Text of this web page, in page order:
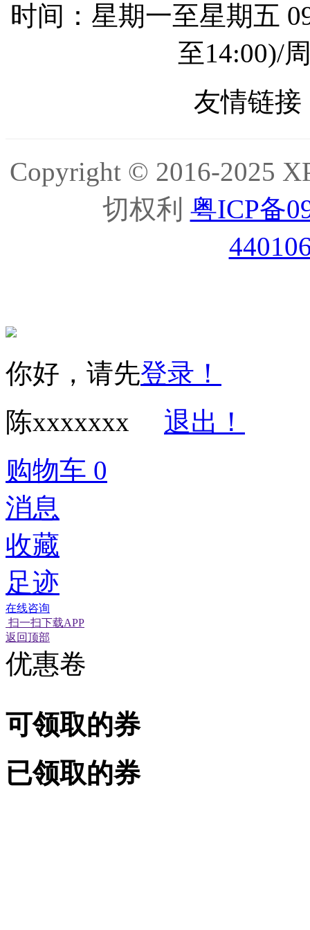
时间：星期一至星期五
至14:00)/
友情链
Copyright © 2016-2025
切权利 粤ICP备
你好，请先登录！
陈xxxxxxx
退出！
购物车 0
消息
收藏
足迹
在线咨询
扫一扫下载APP
返回顶部
优惠卷
可领取的券
已领取的券